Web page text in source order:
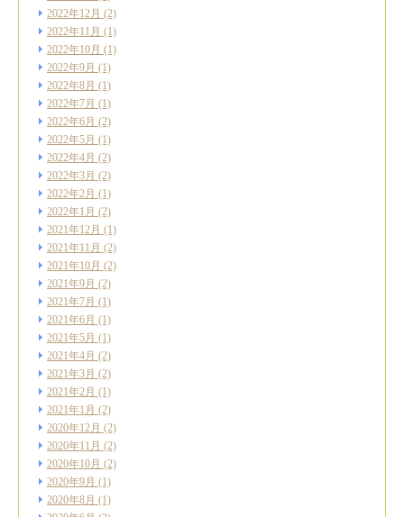
2022年12月 (2)
2022年11月 (1)
2022年10月 (1)
2022年9月 (1)
2022年8月 (1)
2022年7月 (1)
2022年6月 (2)
2022年5月 (1)
2022年4月 (2)
2022年3月 (2)
2022年2月 (1)
2022年1月 (2)
2021年12月 (1)
2021年11月 (2)
2021年10月 (2)
2021年9月 (2)
2021年7月 (1)
2021年6月 (1)
2021年5月 (1)
2021年4月 (2)
2021年3月 (2)
2021年2月 (1)
2021年1月 (2)
2020年12月 (2)
2020年11月 (2)
2020年10月 (2)
2020年9月 (1)
2020年8月 (1)